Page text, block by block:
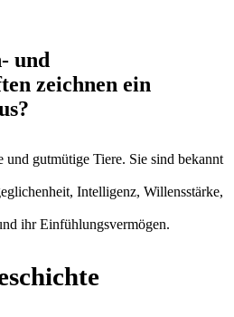
und
zeichnen ein
und gutmütige Tiere. Sie sind bekannt
Intelligenz, Willensstärke,
ihr Einfühlungsvermögen.